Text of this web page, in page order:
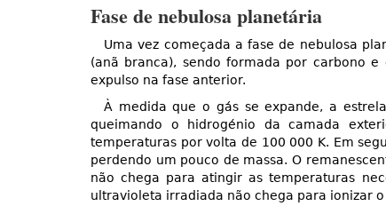
Fase de nebulosa planetária
Uma vez começada a fase de nebulosa
(anã branca), sendo formada por carbono
expulso na fase anterior.
À medida que o gás se expande, a
queimando o hidrogénio da camada
temperaturas por volta de 100 000 K. Em
perdendo um pouco de massa. O
não chega para atingir as temperaturas
ultravioleta irradiada não chega para ionizar o